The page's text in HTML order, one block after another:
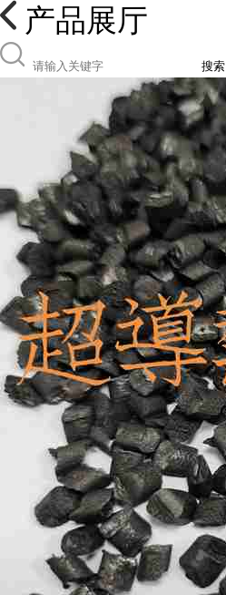
产品展厅
搜索